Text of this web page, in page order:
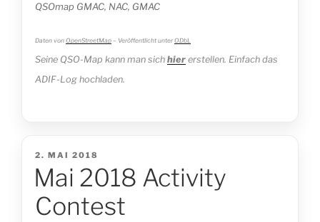
QSOmap GMAC, NAC, GMAC
Daten von OpenStreetMap – Veröffentlicht unterODbL
Seine QSO-Map kann man sich hier erstellen. Einfach das
ADIF-Log hochladen.
VERÖFFENTLICHT
AM
2. MAI 2018
Mai 2018 Activity
Contest